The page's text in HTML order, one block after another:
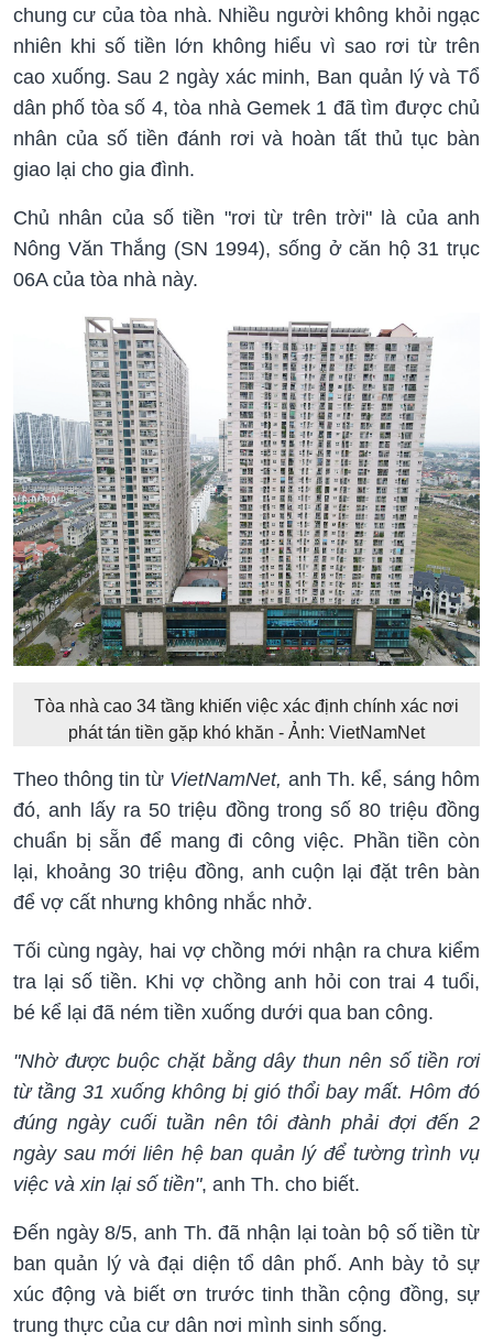
chung cư của tòa nhà. Nhiều người không khỏi ngạc
nhiên khi số tiền lớn không hiểu vì sao rơi từ trên
cao xuống. Sau 2 ngày xác minh, Ban quản lý và Tổ
dân phố tòa số 4, tòa nhà Gemek 1 đã tìm được chủ
nhân của số tiền đánh rơi và hoàn tất thủ tục bàn
giao lại cho gia đình.
Chủ nhân của số tiền "rơi từ trên trời" là của anh
Nông Văn Thắng (SN 1994), sống ở căn hộ 31 trục
06A của tòa nhà này.
Tòa nhà cao 34 tầng khiến việc xác định chính xác nơi
phát tán tiền gặp khó khăn - Ảnh: VietNamNet
Theo thông tin từ VietNamNet, anh Th. kể, sáng hôm
đó, anh lấy ra 50 triệu đồng trong số 80 triệu đồng
chuẩn bị sẵn để mang đi công việc. Phần tiền còn
lại, khoảng 30 triệu đồng, anh cuộn lại đặt trên bàn
để vợ cất nhưng không nhắc nhở.
Tối cùng ngày, hai vợ chồng mới nhận ra chưa kiểm
tra lại số tiền. Khi vợ chồng anh hỏi con trai 4 tuổi,
bé kể lại đã ném tiền xuống dưới qua ban công.
"Nhờ được buộc chặt bằng dây thun nên số tiền rơi
từ tầng 31 xuống không bị gió thổi bay mất. Hôm đó
đúng ngày cuối tuần nên tôi đành phải đợi đến 2
ngày sau mới liên hệ ban quản lý để tường trình vụ
việc và xin lại số tiền", anh Th. cho biết.
Đến ngày 8/5, anh Th. đã nhận lại toàn bộ số tiền từ
ban quản lý và đại diện tổ dân phố. Anh bày tỏ sự
xúc động và biết ơn trước tinh thần cộng đồng, sự
trung thực của cư dân nơi mình sinh sống.